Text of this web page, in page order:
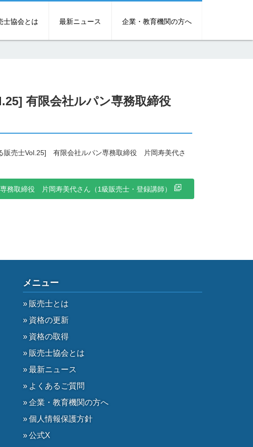
士協会とは 最新ニュース 企業・教育機関の方へ
有限会社ルパン専務取締役
販売士Vol.25] 有限会社ルパン専務取締役 片岡寿美代さ
務取締役 片岡寿美代さん（1級販売士・登録講師）
メニュー
販売士とは
資格の更新
資格の取得
販売士協会とは
最新ニュース
よくあるご質問
企業・教育機関の方へ
個人情報保護方針
公式X